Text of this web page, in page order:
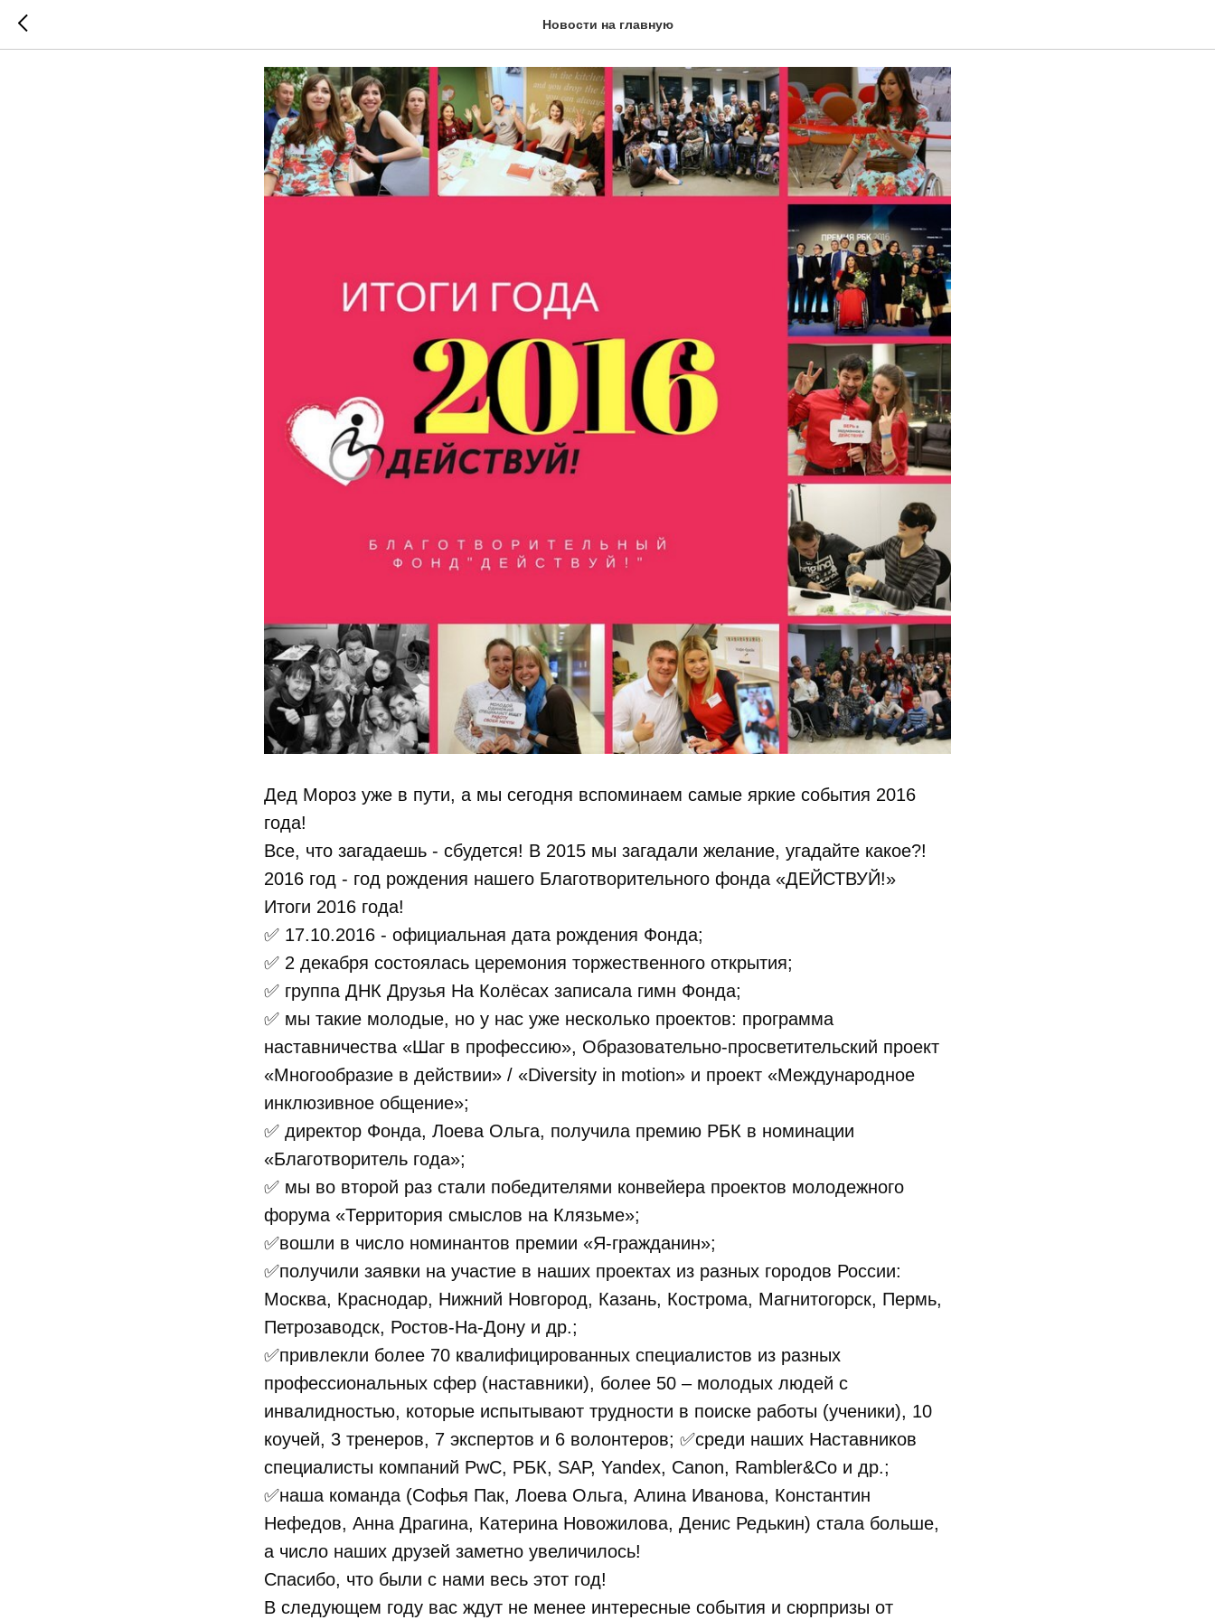
Новости на главную
Дед Мороз уже в пути, а мы сегодня вспоминаем самые яркие события 2016
года!
Все, что загадаешь - сбудется! В 2015 мы загадали желание, угадайте какое?!
2016 год - год рождения нашего Благотворительного фонда «ДЕЙСТВУЙ!»
Итоги 2016 года!
✅ 17.10.2016 - официальная дата рождения Фонда;
✅ 2 декабря состоялась церемония торжественного открытия;
✅ группа ДНК Друзья На Колёсах записала гимн Фонда;
✅ мы такие молодые, но у нас уже несколько проектов: программа
наставничества «Шаг в профессию», Образовательно-просветительский проект
«Многообразие в действии» / «Diversity in motion» и проект «Международное
инклюзивное общение»;
✅ директор Фонда, Лоева Ольга, получила премию РБК в номинации
«Благотворитель года»;
✅ мы во второй раз стали победителями конвейера проектов молодежного
форума «Территория смыслов на Клязьме»;
✅вошли в число номинантов премии «Я-гражданин»;
✅получили заявки на участие в наших проектах из разных городов России:
Москва, Краснодар, Нижний Новгород, Казань, Кострома, Магнитогорск, Пермь,
Петрозаводск, Ростов-На-Дону и др.;
✅привлекли более 70 квалифицированных специалистов из разных
профессиональных сфер (наставники), более 50 – молодых людей с
инвалидностью, которые испытывают трудности в поиске работы (ученики), 10
коучей, 3 тренеров, 7 экспертов и 6 волонтеров; ✅среди наших Наставников
специалисты компаний PwC, РБК, SAP, Yandex, Canon, Rambler&Co и др.;
✅наша команда (Софья Пак, Лоева Ольга, Алина Иванова, Константин
Нефедов, Анна Драгина, Катерина Новожилова, Денис Редькин) стала больше,
а число наших друзей заметно увеличилось!
Спасибо, что были с нами весь этот год!
В следующем году вас ждут не менее интересные события и сюрпризы от